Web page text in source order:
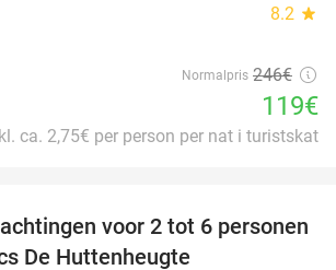
8.2 star
Normalpris 246€
119€
ca. 2,75€ per person per nat i turistskat
15%
voor 2 tot 6 personen
De Huttenheugte